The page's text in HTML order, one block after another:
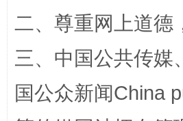
扯下公款旅游的“隐身衣”
二、尊重网上道德
三、中国公共传媒
国公众新闻China